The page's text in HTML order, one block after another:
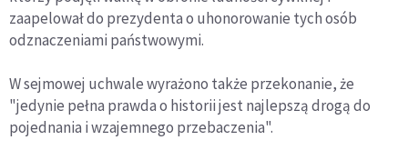
zaapelował do prezydenta o uhonorowanie tych osób
odznaczeniami państwowymi.
W sejmowej uchwale wyrażono także przekonanie, że
"jedynie pełna prawda o historii jest najlepszą drogą do
pojednania i wzajemnego przebaczenia".